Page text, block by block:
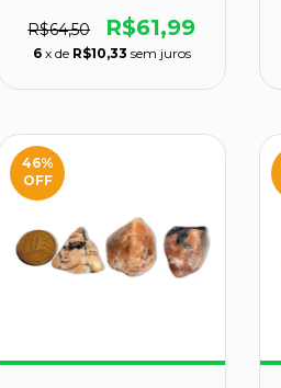
950 Atacado
R$64,50 R$61,99
6 x de R$10,33 sem juros
46%
OFF